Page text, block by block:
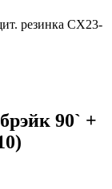
резинка CX23-
90` +